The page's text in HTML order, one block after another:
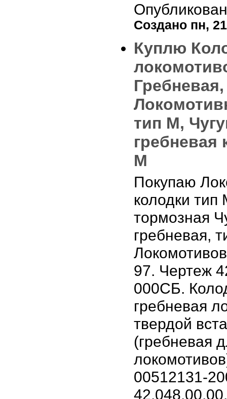
Создано пн,
Куплю
Гребневая,
тип М,
гребневая
М
Покупаю
колодки
тормозная
гребневая,
97. Чертеж
000СБ.
гребневая
твердой
(гребневая
00512131-